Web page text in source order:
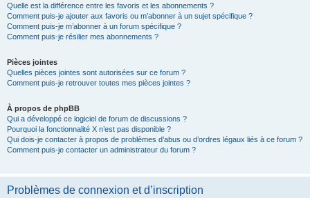
Quelle est la différence entre les favoris et les abonnements ?
Comment puis-je ajouter aux favoris ou m’abonner à un sujet spécifique ?
Comment puis-je m’abonner à un forum spécifique ?
Comment puis-je résilier mes abonnements ?
Pièces jointes
Quelles pièces jointes sont autorisées sur ce forum ?
Comment puis-je retrouver toutes mes pièces jointes ?
À propos de phpBB
Qui a développé ce logiciel de forum de discussions ?
Pourquoi la fonctionnalité X n’est pas disponible ?
Qui dois-je contacter à propos de problèmes d’abus ou d’ordres légaux liés à ce forum ?
Comment puis-je contacter un administrateur du forum ?
Problèmes de connexion et d’inscription